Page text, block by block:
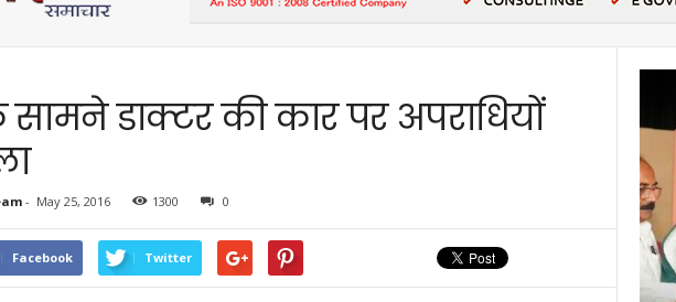
सामने डाक्टर की कार पर अपराधियों
- May 25, 2016 1300 0
Facebook Twitter